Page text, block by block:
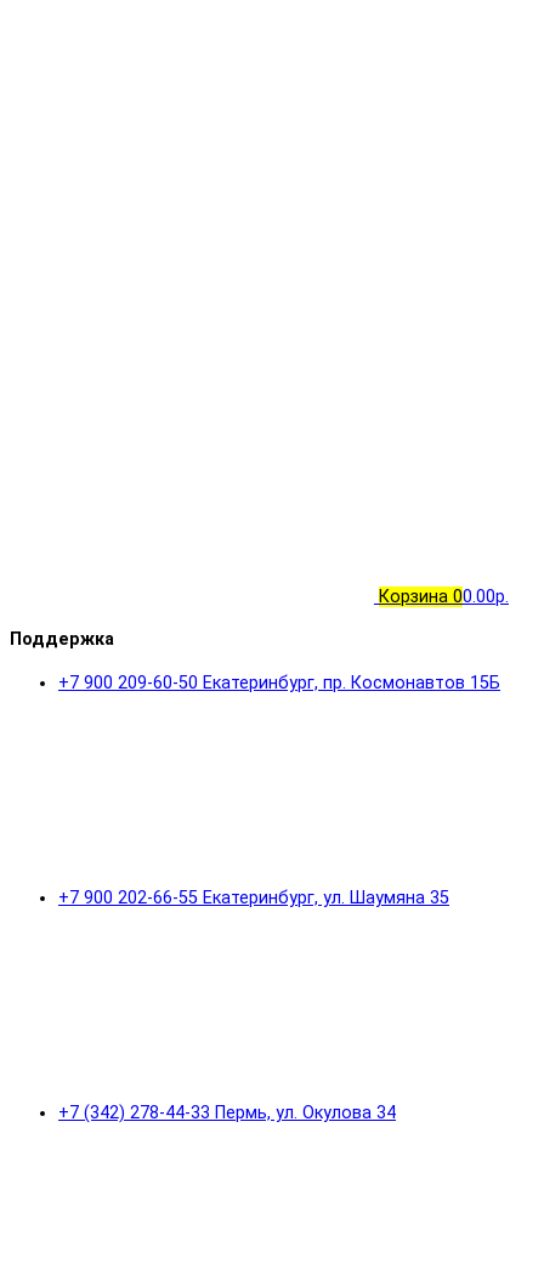
Корзина 00.00р.
Поддержка
+7 900 209-60-50 Екатеринбург, пр. Космонавтов 15Б
+7 900 202-66-55 Екатеринбург, ул. Шаумяна 35
+7 (342) 278-44-33 Пермь, ул. Окулова 34